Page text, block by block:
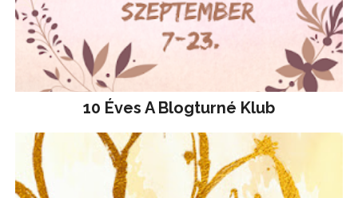
10 Éves A Blogturné Klub